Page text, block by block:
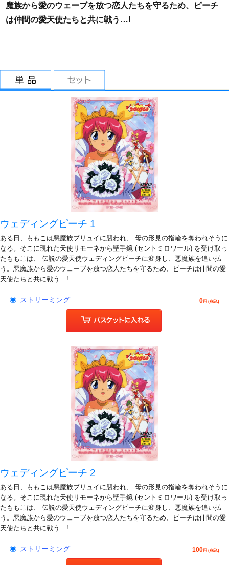
魔族から愛のウェーブを放つ恋人たちを守るため、ピーチ
は仲間の愛天使たちと共に戦う…!
ウェディングピーチ 1
ある日、ももこは悪魔族プリュイに襲われ、 母の形見の指輪を奪われそうに
なる。そこに現れた天使リモーネから聖手鏡 (セントミロワール) を受け取っ
たももこは、 伝説の愛天使ウェディングピーチに変身し、悪魔族を追い払
う。悪魔族から愛のウェーブを放つ恋人たちを守るため、ピーチは仲間の愛
天使たちと共に戦う…!
ストリーミング 0円 (税込)
ウェディングピーチ 2
ある日、ももこは悪魔族プリュイに襲われ、 母の形見の指輪を奪われそうに
なる。そこに現れた天使リモーネから聖手鏡 (セントミロワール) を受け取っ
たももこは、 伝説の愛天使ウェディングピーチに変身し、悪魔族を追い払
う。悪魔族から愛のウェーブを放つ恋人たちを守るため、ピーチは仲間の愛
天使たちと共に戦う…!
ストリーミング 100円 (税込)